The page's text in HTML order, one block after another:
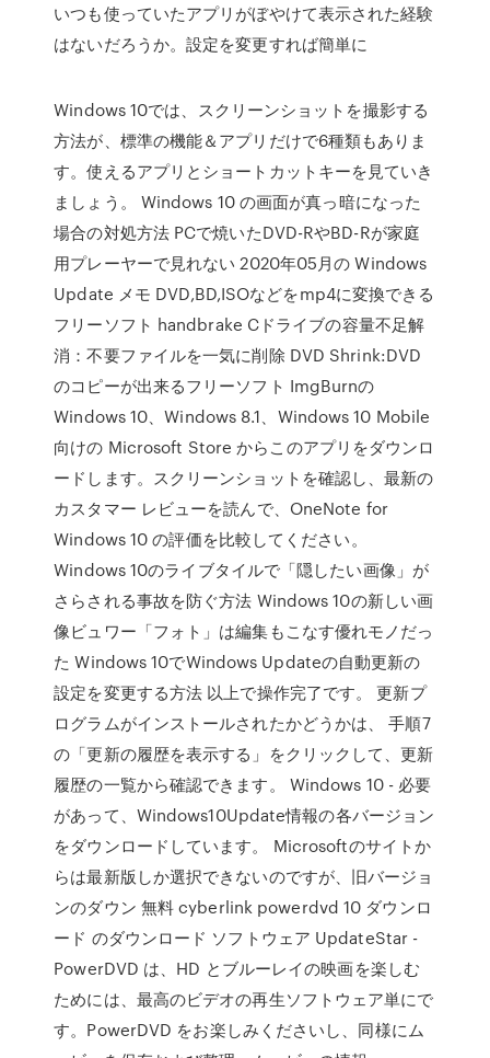
いつも使っていたアプリがぼやけて表示された経験
はないだろうか。設定を変更すれば簡単に
Windows 10では、スクリーンショットを撮影する
方法が、標準の機能＆アプリだけで6種類もありま
す。使えるアプリとショートカットキーを見ていき
ましょう。 Windows 10 の画面が真っ暗になった
場合の対処方法 PCで焼いたDVD-RやBD-Rが家庭
用プレーヤーで見れない 2020年05月の Windows
Update メモ DVD,BD,ISOなどをmp4に変換できる
フリーソフト handbrake Cドライブの容量不足解
消：不要ファイルを一気に削除 DVD Shrink:DVD
のコピーが出来るフリーソフト ImgBurnの
Windows 10、Windows 8.1、Windows 10 Mobile
向けの Microsoft Store からこのアプリをダウンロ
ードします。スクリーンショットを確認し、最新の
カスタマー レビューを読んで、OneNote for
Windows 10 の評価を比較してください。
Windows 10のライブタイルで「隠したい画像」が
さらされる事故を防ぐ方法 Windows 10の新しい画
像ビュワー「フォト」は編集もこなす優れモノだっ
た Windows 10でWindows Updateの自動更新の
設定を変更する方法 以上で操作完了です。 更新プ
ログラムがインストールされたかどうかは、 手順7
の「更新の履歴を表示する」をクリックして、更新
履歴の一覧から確認できます。 Windows 10 - 必要
があって、Windows10Update情報の各バージョン
をダウンロードしています。 Microsoftのサイトか
らは最新版しか選択できないのですが、旧バージョ
ンのダウン 無料 cyberlink powerdvd 10 ダウンロ
ード のダウンロード ソフトウェア UpdateStar -
PowerDVD は、HD とブルーレイの映画を楽しむ
ためには、最高のビデオの再生ソフトウェア単にで
す。PowerDVD をお楽しみくださいし、同様にム